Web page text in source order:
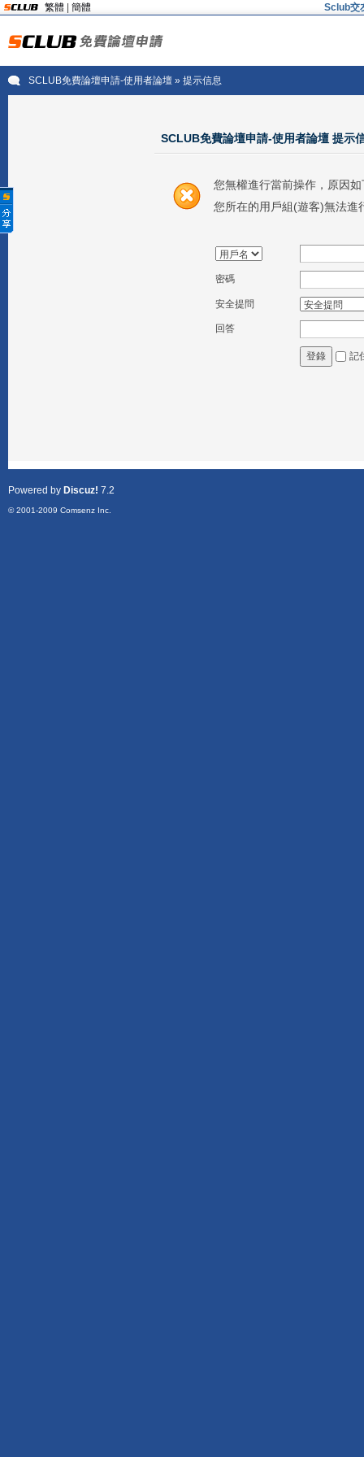
繁體 簡體 Sclub交
SCLUB免費論壇申請-使用者論壇» 提示信息
SCLUB免費論壇申請-使用者論壇 提示
您無權進行當前操作，原因如
您所在的用戶組(遊客)無法進
密碼
安全提問
回答
登錄 記
Powered by Discuz! 7.2
© 2001-2009 Comsenz Inc.